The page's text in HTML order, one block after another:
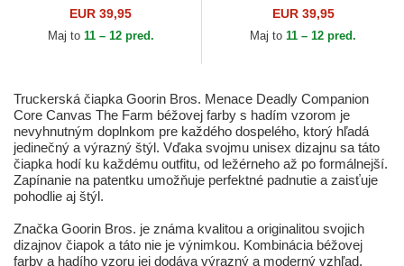
Goorin Bros.EUR 39,95
Maj to 11 – 12 pred.
Goorin Bros.EUR 39,95
Maj to 11 – 12 pred.
Truckerská čiapka Goorin Bros. Menace Deadly Companion
Core Canvas The Farm béžovej farby s hadím vzorom je
nevyhnutným doplnkom pre každého dospelého, ktorý hľadá
jedinečný a výrazný štýl. Vďaka svojmu unisex dizajnu sa táto
čiapka hodí ku každému outfitu, od ležérneho až po formálnejší.
Zapínanie na patentku umožňuje perfektné padnutie a zaisťuje
pohodlie aj štýl.
Značka Goorin Bros. je známa kvalitou a originalitou svojich
dizajnov čiapok a táto nie je výnimkou. Kombinácia béžovej
farby a hadího vzoru jej dodáva výrazný a moderný vzhľad,